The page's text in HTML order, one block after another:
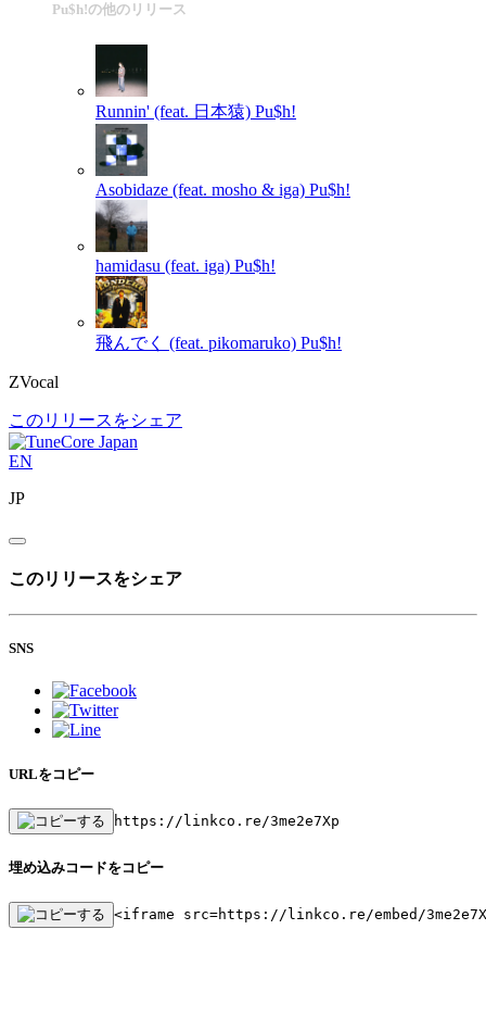
Pu$h!の他のリリース
Runnin' (feat. 日本猿) Pu$h!
Asobidaze (feat. mosho & iga) Pu$h!
hamidasu (feat. iga) Pu$h!
飛んでく (feat. pikomaruko) Pu$h!
ZVocal
このリリースをシェア
EN
JP
このリリースをシェア
SNS
URLをコピー
https://linkco.re/3me2e7Xp
埋め込みコードをコピー
<iframe src=https://linkco.re/embed/